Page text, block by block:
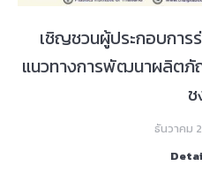
เชิญชวนผู้ประกอบการ
แนวทางการพัฒนาผลิต
ธันวาคม